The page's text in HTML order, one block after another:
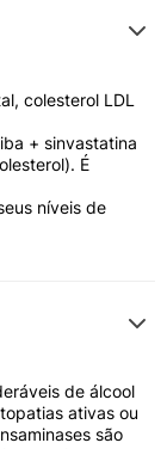
colesterol LDL
+ sinvastatina
É
níveis de
de álcool
ativas ou
são